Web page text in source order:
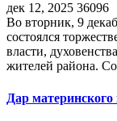
дек 12, 2025 36096
Во вторник, 9
состоялся
власти,
жителей района.
Дар материнского